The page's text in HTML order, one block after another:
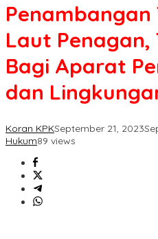
di
Penagan,
Tantangan
Bagi
Aparat
Penegak
Hukum
Lingkungan
Laut
Bagi Aparat
dan
Koran KPKSeptember 21, 2023
Hukum89 views